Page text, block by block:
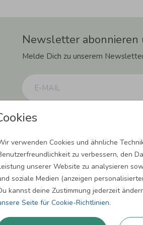
verwenden Cookies und ähnliche
zu verbessern, den
unserer Website zu analysieren
soziale Medien (anzeigen
kannst deine Zustimmung jederzeit
Seite für Cookie-Richtlinien.
Newsletter abonnieren
Melde Dich zu unserem
Einwilligung zur Datennutzung für
können. Dies umfasst den Versand unseres
Facebook und Google anzeigen. Um Dir
erforderlich. Du kannst diese Einwilligung
ANMELDEN